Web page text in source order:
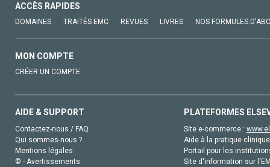
ACCÈS RAPIDES
DOMAINES TRAITÉS EMC REVUES LIVRES NOS FORMULES
MON COMPTE
CRÉER UN COMPTE
AIDE & SUPPORT
Contactez-nous / FAQ
Qui sommes-nous ?
Mentions légales
© - Avertissements
PLATEFORMES
Site e-commerce :
Aide à la pratique
Portail pour les
Site d'information sur